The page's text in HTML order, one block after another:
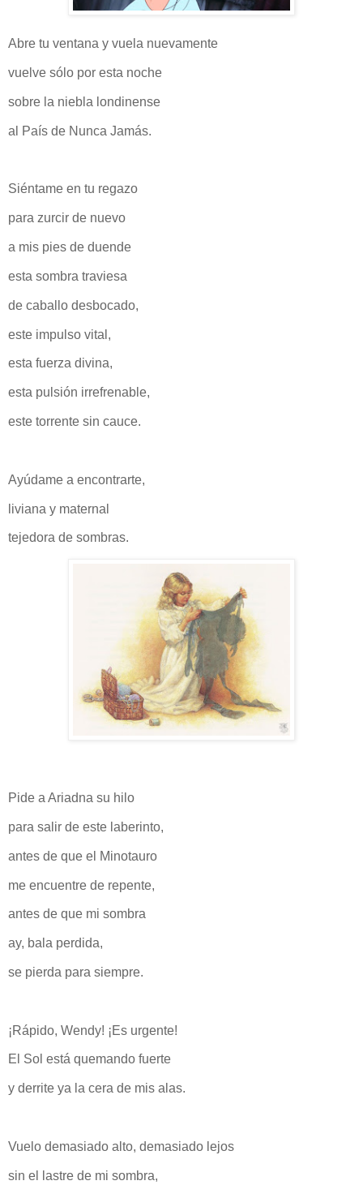
Abre tu ventana y vuela nuevamente
vuelve sólo por esta noche
sobre la niebla londinense
al País de Nunca Jamás.
Siéntame en tu regazo
para zurcir de nuevo
a mis pies de duende
esta sombra traviesa
de caballo desbocado,
este impulso vital,
esta fuerza divina,
esta pulsión irrefrenable,
este torrente sin cauce.
Ayúdame a encontrarte,
liviana y maternal
tejedora de sombras.
Pide a Ariadna su hilo
para salir de este laberinto,
antes de que el Minotauro
me encuentre de repente,
antes de que mi sombra
ay, bala perdida,
se pierda para siempre.
¡Rápido, Wendy! ¡Es urgente!
El Sol está quemando fuerte
y derrite ya la cera de mis alas.
Vuelo demasiado alto, demasiado lejos
sin el lastre de mi sombra,